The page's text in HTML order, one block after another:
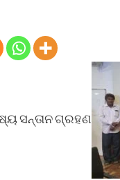
ସନ୍ତାନ ଗ୍ରହଣ